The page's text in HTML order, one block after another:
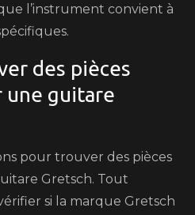
l’instrument convient à
des pièces
une guitare
pour trouver des pièces
Gretsch. Tout
si la marque Gretsch